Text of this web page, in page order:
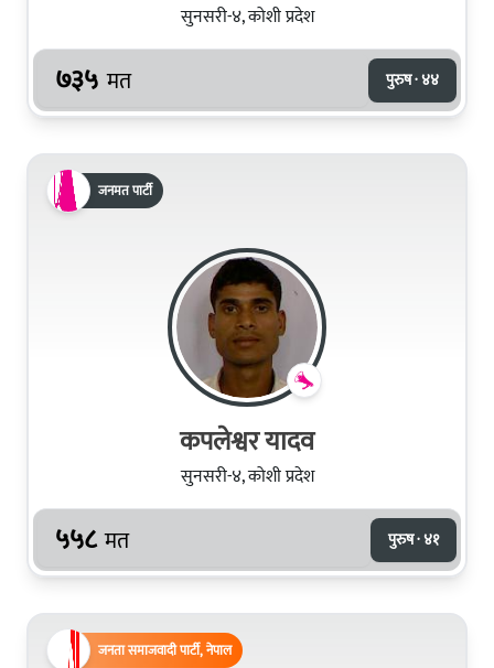
सुनसरी-४, कोशी प्रदेश
७३५ मत पुरुष · ४४
जनमत पार्टी
कपलेश्वर यादव
सुनसरी-४, कोशी प्रदेश
५५८ मत पुरुष · ४१
जनता समाजवादी पार्टी, नेपाल